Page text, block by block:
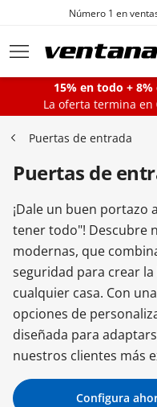
Ir al
Número 1 en
Ventanas
Balconeras
Puertas Entrada
Puertas de
Iniciar sesión
Contacta con
15% en todo +
La oferta termina en
Puertas de entrada
Puertas de
¡Dale un buen portazo
tener todo"! Descubre
modernas, que
seguridad para crear
cualquier casa. Con
opciones de
diseñada para
nuestros clientes más
Configura